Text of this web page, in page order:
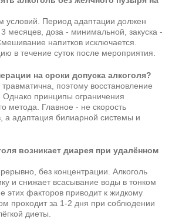
условий. Период адаптации должен
месяцев, доза - минимальной, закуска -
напитков исключается.
в течение суток после мероприятия.
на сроки допуска алкоголя?
поэтому восстановление
Однако принципы ограничения
метода. Главное - не скорость
а адаптация билиарной системы и
возникает диарея при удалённом
без концентрации. Алкоголь
и снижает всасывание воды в тонком
этих факторов приводит к жидкому
проходит за 1-2 дня при соблюдении
диеты.